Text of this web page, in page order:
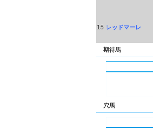
15 レッドマーレ
期待馬
穴馬